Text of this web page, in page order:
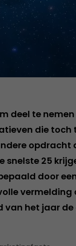
deel te
die toch
opdracht
snelste 25
door
vermelding
het jaar